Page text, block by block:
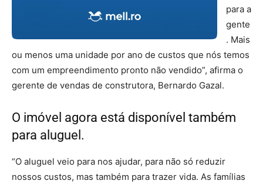
para a
gente
. Mais
ou menos uma unidade por ano de custos que nós temos
com um empreendimento pronto não vendido”, afirma o
gerente de vendas de construtora, Bernardo Gazal.
O imóvel agora está disponível também
para aluguel.
“O aluguel veio para nos ajudar, para não só reduzir
nossos custos, mas também para trazer vida. As famílias